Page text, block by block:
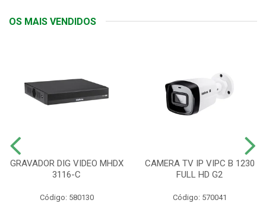
OS MAIS VENDIDOS
GRAVADOR DIG VIDEO MHDX
3116-C
Código: 580130
CAMERA TV IP VIPC B 1230
FULL HD G2
Código: 570041